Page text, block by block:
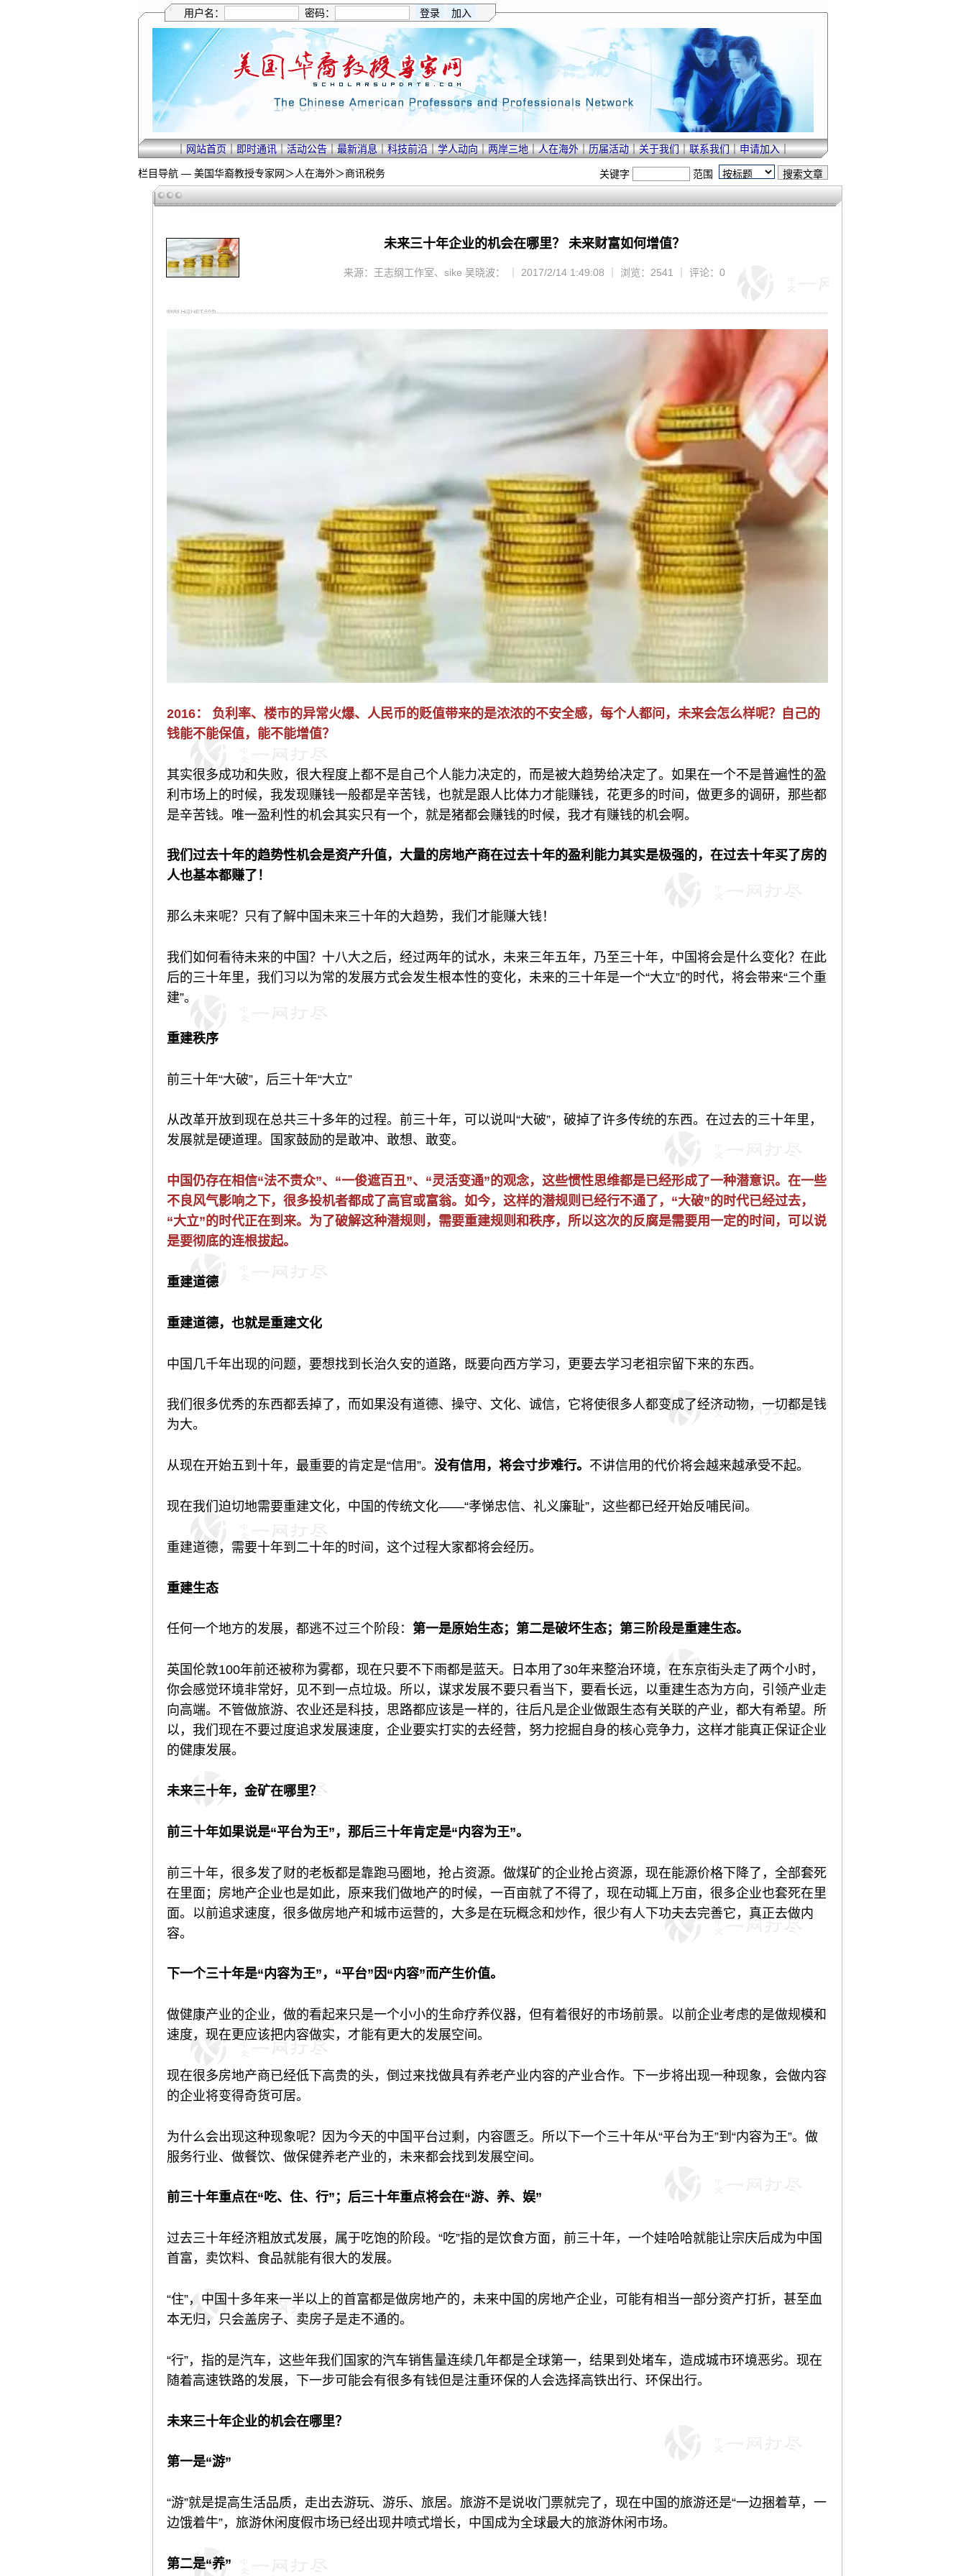
用户名： 密码：
｜网站首页｜即时通讯｜活动公告｜最新消息｜科技前沿｜学人动向｜两岸三地｜人在海外｜历届活动｜关于我们｜联系我们｜申请加入｜
栏目导航 — 美国华裔教授专家网＞人在海外＞商讯税务 关键字 范围
未来三十年企业的机会在哪里？ 未来财富如何增值？
来源：王志纲工作室、sike 吴晓波： ｜ 2017/2/14 1:49:08 ｜ 浏览：2541 ｜ 评论：0
2016： 负利率、楼市的异常火爆、人民币的贬值带来的是浓浓的不安全感，每个人都问，未来会怎么样呢？自己的
钱能不能保值，能不能增值？
其实很多成功和失败，很大程度上都不是自己个人能力决定的，而是被大趋势给决定了。如果在一个不是普遍性的盈
利市场上的时候，我发现赚钱一般都是辛苦钱，也就是跟人比体力才能赚钱，花更多的时间，做更多的调研，那些都
是辛苦钱。唯一盈利性的机会其实只有一个，就是猪都会赚钱的时候，我才有赚钱的机会啊。
我们过去十年的趋势性机会是资产升值，大量的房地产商在过去十年的盈利能力其实是极强的，在过去十年买了房的
人也基本都赚了！
那么未来呢？只有了解中国未来三十年的大趋势，我们才能赚大钱！
我们如何看待未来的中国？十八大之后，经过两年的试水，未来三年五年，乃至三十年，中国将会是什么变化？在此
后的三十年里，我们习以为常的发展方式会发生根本性的变化，未来的三十年是一个“大立”的时代，将会带来“三个重
建”。
重建秩序
前三十年“大破”，后三十年“大立”
从改革开放到现在总共三十多年的过程。前三十年，可以说叫“大破”，破掉了许多传统的东西。在过去的三十年里，
发展就是硬道理。国家鼓励的是敢冲、敢想、敢变。
中国仍存在相信“法不责众”、“一俊遮百丑”、“灵活变通”的观念，这些惯性思维都是已经形成了一种潜意识。在一些
不良风气影响之下，很多投机者都成了高官或富翁。如今，这样的潜规则已经行不通了，“大破”的时代已经过去，
“大立”的时代正在到来。为了破解这种潜规则，需要重建规则和秩序，所以这次的反腐是需要用一定的时间，可以说
是要彻底的连根拔起。
重建道德
重建道德，也就是重建文化
中国几千年出现的问题，要想找到长治久安的道路，既要向西方学习，更要去学习老祖宗留下来的东西。
我们很多优秀的东西都丢掉了，而如果没有道德、操守、文化、诚信，它将使很多人都变成了经济动物，一切都是钱
为大。
从现在开始五到十年，最重要的肯定是“信用”。 没有信用，将会寸步难行。 不讲信用的代价将会越来越承受不起。
现在我们迫切地需要重建文化，中国的传统文化——“孝悌忠信、礼义廉耻”，这些都已经开始反哺民间。
重建道德，需要十年到二十年的时间，这个过程大家都将会经历。
重建生态
任何一个地方的发展，都逃不过三个阶段： 第一是原始生态；第二是破坏生态；第三阶段是重建生态。
英国伦敦100年前还被称为雾都，现在只要不下雨都是蓝天。日本用了30年来整治环境，在东京街头走了两个小时，
你会感觉环境非常好，见不到一点垃圾。所以，谋求发展不要只看当下，要看长远，以重建生态为方向，引领产业走
向高端。不管做旅游、农业还是科技，思路都应该是一样的，往后凡是企业做跟生态有关联的产业，都大有希望。所
以，我们现在不要过度追求发展速度，企业要实打实的去经营，努力挖掘自身的核心竞争力，这样才能真正保证企业
的健康发展。
未来三十年，金矿在哪里？
前三十年如果说是“平台为王”，那后三十年肯定是“内容为王”。
前三十年，很多发了财的老板都是靠跑马圈地，抢占资源。做煤矿的企业抢占资源，现在能源价格下降了，全部套死
在里面；房地产企业也是如此，原来我们做地产的时候，一百亩就了不得了，现在动辄上万亩，很多企业也套死在里
面。以前追求速度，很多做房地产和城市运营的，大多是在玩概念和炒作，很少有人下功夫去完善它，真正去做内
容。
下一个三十年是“内容为王”，“平台”因“内容”而产生价值。
做健康产业的企业，做的看起来只是一个小小的生命疗养仪器，但有着很好的市场前景。以前企业考虑的是做规模和
速度，现在更应该把内容做实，才能有更大的发展空间。
现在很多房地产商已经低下高贵的头，倒过来找做具有养老产业内容的产业合作。下一步将出现一种现象，会做内容
的企业将变得奇货可居。
为什么会出现这种现象呢？因为今天的中国平台过剩，内容匮乏。所以下一个三十年从“平台为王”到“内容为王”。做
服务行业、做餐饮、做保健养老产业的，未来都会找到发展空间。
前三十年重点在“吃、住、行”；后三十年重点将会在“游、养、娱”
过去三十年经济粗放式发展，属于吃饱的阶段。“吃”指的是饮食方面，前三十年，一个娃哈哈就能让宗庆后成为中国
首富，卖饮料、食品就能有很大的发展。
“住”，中国十多年来一半以上的首富都是做房地产的，未来中国的房地产企业，可能有相当一部分资产打折，甚至血
本无归，只会盖房子、卖房子是走不通的。
“行”，指的是汽车，这些年我们国家的汽车销售量连续几年都是全球第一，结果到处堵车，造成城市环境恶劣。现在
随着高速铁路的发展，下一步可能会有很多有钱但是注重环保的人会选择高铁出行、环保出行。
未来三十年企业的机会在哪里？
第一是“游”
“游”就是提高生活品质，走出去游玩、游乐、旅居。旅游不是说收门票就完了，现在中国的旅游还是“一边捆着草，一
边饿着牛”，旅游休闲度假市场已经出现井喷式增长，中国成为全球最大的旅游休闲市场。
第二是“养”